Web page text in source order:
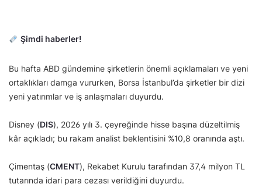
Şimdi haberler!
Bu hafta ABD gündemine şirketlerin önemli açıklamaları ve yeni
ortaklıkları damga vururken, Borsa İstanbul’da şirketler bir dizi
yeni yatırımlar ve iş anlaşmaları duyurdu.
Disney (DIS), 2026 yılı 3. çeyreğinde hisse başına düzeltilmiş
kâr açıkladı; bu rakam analist beklentisini %10,8 oranında aştı.
Çimentaş (CMENT), Rekabet Kurulu tarafından 37,4 milyon TL
tutarında idari para cezası verildiğini duyurdu.